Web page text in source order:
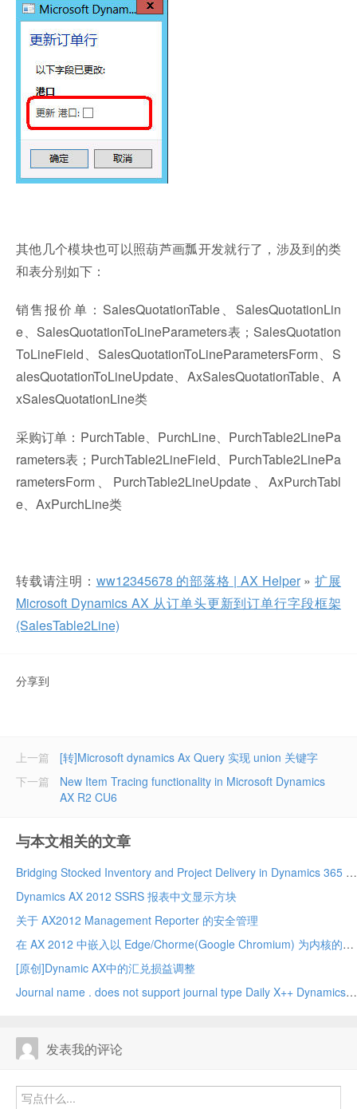
其他几个模块也可以照葫芦画瓢开发就行了，涉及到的类
和表分别如下：
销售报价单：SalesQuotationTable、SalesQuotationLin
e、SalesQuotationToLineParameters表；SalesQuotation
ToLineField、SalesQuotationToLineParametersForm、S
alesQuotationToLineUpdate、AxSalesQuotationTable、A
xSalesQuotationLine类
采购订单：PurchTable、PurchLine、PurchTable2LinePa
rameters表；PurchTable2LineField、PurchTable2LinePa
rametersForm、PurchTable2LineUpdate、AxPurchTabl
e、AxPurchLine类
转载请注明： ww12345678 的部落格 | AX Helper»扩展
Microsoft Dynamics AX 从订单头更新到订单行字段框架
(SalesTable2Line)
分享到
上一篇
[转]Microsoft dynamics Ax Query 实现 union 关键字
New Item Tracing functionality in Microsoft Dynamics
AX R2 CU6
下一篇
与本文相关的文章
Bridging Stocked Inventory and Project Delivery in Dynamics 365 Project Operations Integrated ERP Deployment – A True Game Changer!
Dynamics AX 2012 SSRS 报表中文显示方块
关于 AX2012 Management Reporter 的安全管理
在 AX 2012 中嵌入以 Edge/Chorme(Google Chromium) 为内核的网页浏览器
[原创]Dynamic AX中的汇兑损益调整
Journal name . does not support journal type Daily X++ Dynamics 2012 r3
发表我的评论